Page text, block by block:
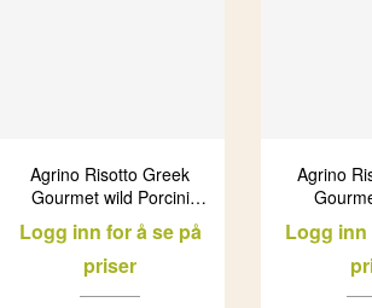
Agrino Risotto Greek
Gourmet wild Porcini
mushrooms (6x200g)
Logg inn for å se på
priser
Agrino
Logg inn